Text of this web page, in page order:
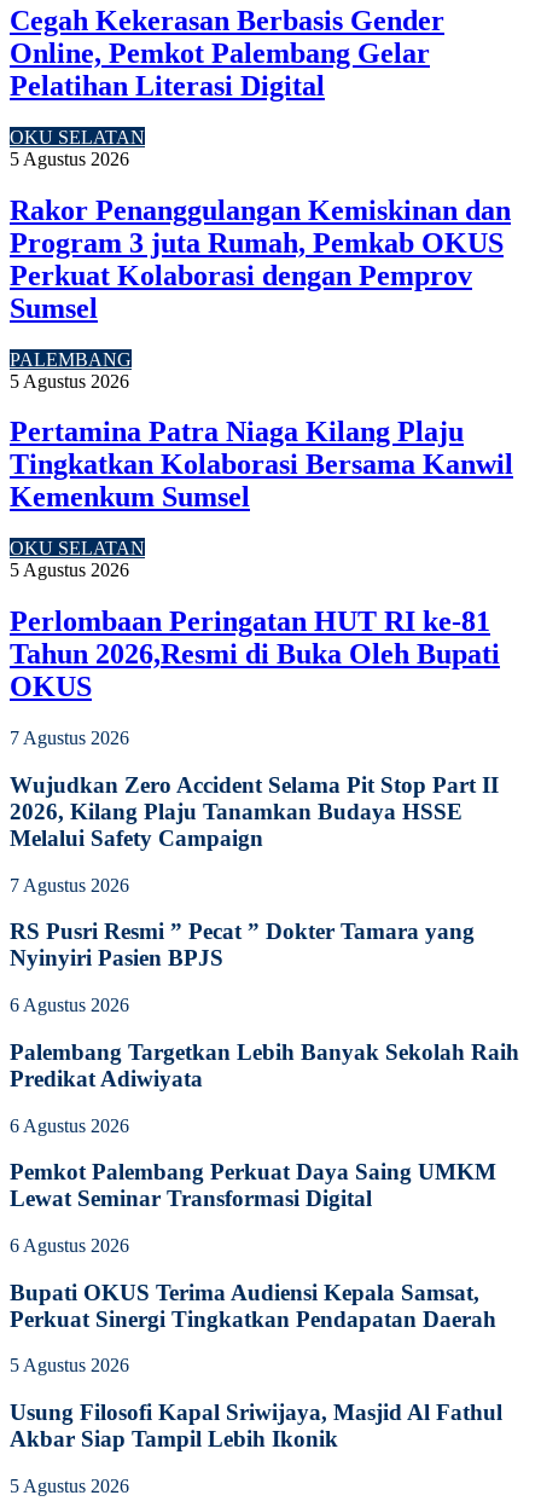
Cegah Kekerasan Berbasis Gender
Online, Pemkot Palembang Gelar
Pelatihan Literasi Digital
OKU SELATAN
5 Agustus 2026
Rakor Penanggulangan Kemiskinan dan
Program 3 juta Rumah, Pemkab OKUS
Perkuat Kolaborasi dengan Pemprov
Sumsel
PALEMBANG
5 Agustus 2026
Pertamina Patra Niaga Kilang Plaju
Tingkatkan Kolaborasi Bersama Kanwil
Kemenkum Sumsel
OKU SELATAN
5 Agustus 2026
Perlombaan Peringatan HUT RI ke-81
Tahun 2026,Resmi di Buka Oleh Bupati
OKUS
7 Agustus 2026
Wujudkan Zero Accident Selama Pit Stop Part II
2026, Kilang Plaju Tanamkan Budaya HSSE
Melalui Safety Campaign
7 Agustus 2026
RS Pusri Resmi ” Pecat ” Dokter Tamara yang
Nyinyiri Pasien BPJS
6 Agustus 2026
Palembang Targetkan Lebih Banyak Sekolah Raih
Predikat Adiwiyata
6 Agustus 2026
Pemkot Palembang Perkuat Daya Saing UMKM
Lewat Seminar Transformasi Digital
6 Agustus 2026
Bupati OKUS Terima Audiensi Kepala Samsat,
Perkuat Sinergi Tingkatkan Pendapatan Daerah
5 Agustus 2026
Usung Filosofi Kapal Sriwijaya, Masjid Al Fathul
Akbar Siap Tampil Lebih Ikonik
5 Agustus 2026